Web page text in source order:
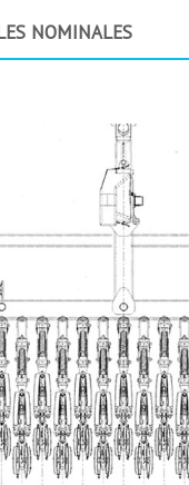
NOMINALES